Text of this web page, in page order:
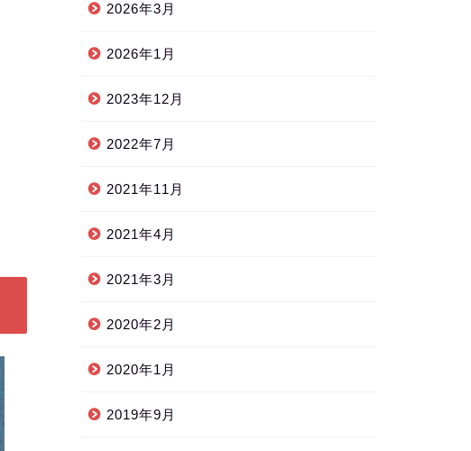
2026年3月
2026年1月
2023年12月
2022年7月
2021年11月
2021年4月
2021年3月
2020年2月
2020年1月
2019年9月